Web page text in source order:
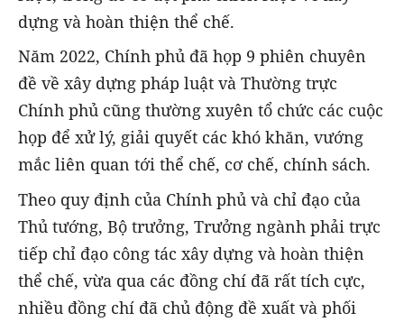
dựng và hoàn thiện thể chế.
Năm 2022, Chính phủ đã họp 9 phiên chuyên
đề về xây dựng pháp luật và Thường trực
Chính phủ cũng thường xuyên tổ chức các cuộc
họp để xử lý, giải quyết các khó khăn, vướng
mắc liên quan tới thể chế, cơ chế, chính sách.
Theo quy định của Chính phủ và chỉ đạo của
Thủ tướng, Bộ trưởng, Trưởng ngành phải trực
tiếp chỉ đạo công tác xây dựng và hoàn thiện
thể chế, vừa qua các đồng chí đã rất tích cực,
nhiều đồng chí đã chủ động đề xuất và phối